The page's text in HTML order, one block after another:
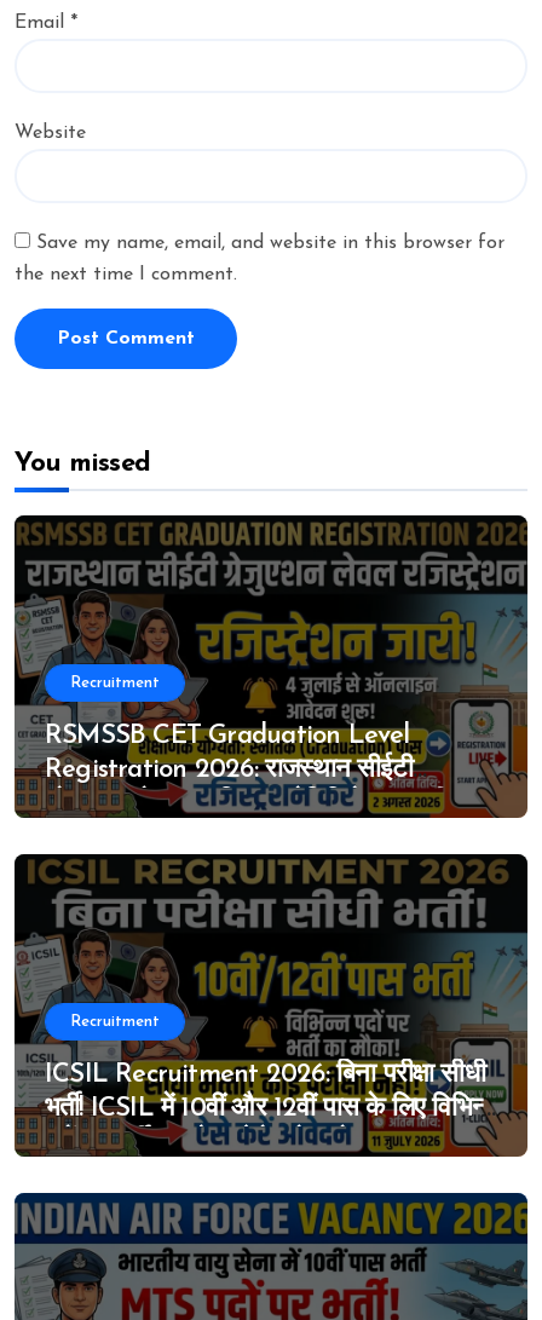
Email *
Website
Save my name, email, and website in this browser for
the next time I comment.
You missed
Recruitment
RSMSSB CET Graduation Level
Registration 2026: राजस्थान सीईटी
ग्रेजुएशन लेवल का विस्तृत नोटिफिकेशन जारी, 4
Recruitment
ICSIL Recruitment 2026: बिना परीक्षा सीधी
भर्ती! ICSIL में 10वीं और 12वीं पास के लिए विभिन्न
पदों पर भर्ती का मौका, ऐसे करे आवेदन